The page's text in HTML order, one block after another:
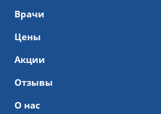
Врачи
Цены
Акции
Отзывы
О нас